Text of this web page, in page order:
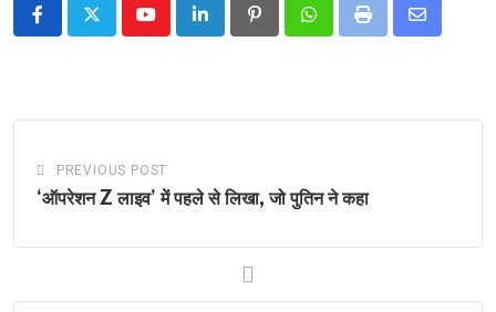
YoutubeLinkedIn PinterestWhatsappPrint
Share
PREVIOUS POST
‘ऑपरेशन Z लाइव’ में पहले से लिखा, जो पुतिन ने कहा